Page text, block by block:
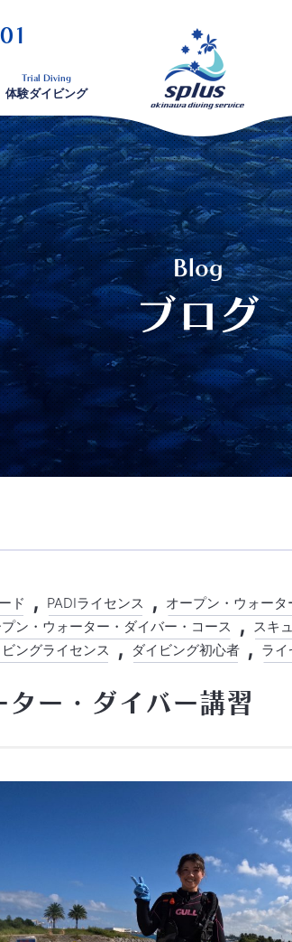
Trial Diving
体験ダイビング
Blog
ブログ
ド PADIライセンス
オープン・ウォー
ン・ウォーター・ダイバー・コース
スキ
ングライセンス
ダイビング初心者 ライ
ター・ダイバー講習